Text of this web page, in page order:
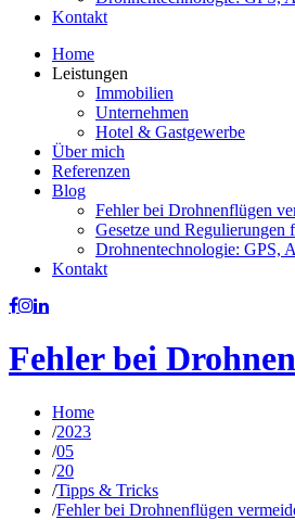
Kontakt
Home
Leistungen
Immobilien
Unternehmen
Hotel & Gastgewerbe
Über mich
Referenzen
Blog
Fehler bei Drohnenflügen
Gesetze und Regulierungen
Drohnentechnologie: GPS,
Kontakt
Fehler bei
Home
/2023
/05
/20
/Tipps & Tricks
/Fehler bei Drohnenflügen